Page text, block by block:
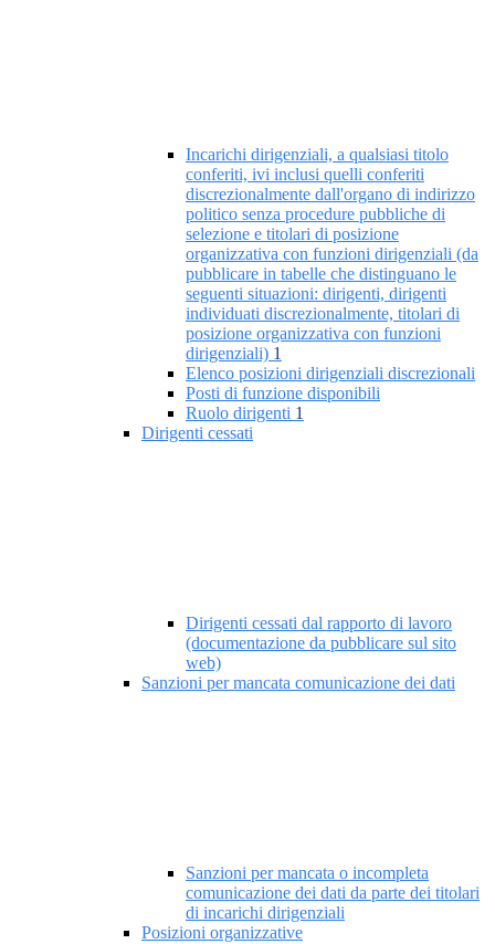
Incarichi dirigenziali, a qualsiasi titolo
conferiti, ivi inclusi quelli conferiti
discrezionalmente dall'organo di indirizzo
politico senza procedure pubbliche di
selezione e titolari di posizione
organizzativa con funzioni dirigenziali (da
pubblicare in tabelle che distinguano le
seguenti situazioni: dirigenti, dirigenti
individuati discrezionalmente, titolari di
posizione organizzativa con funzioni
dirigenziali) 1
Elenco posizioni dirigenziali discrezionali
Posti di funzione disponibili
Ruolo dirigenti 1
Dirigenti cessati
Dirigenti cessati dal rapporto di lavoro
(documentazione da pubblicare sul sito
web)
Sanzioni per mancata comunicazione dei dati
Sanzioni per mancata o incompleta
comunicazione dei dati da parte dei titolari
di incarichi dirigenziali
Posizioni organizzative